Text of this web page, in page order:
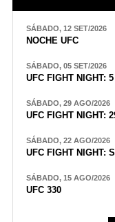
SÁBADO, 12 SET/2026
NOCHE UFC
SÁBADO, 05 SET/2026
UFC FIGHT NIGHT:
SÁBADO, 29 AGO/2026
UFC FIGHT NIGHT:
SÁBADO, 22 AGO/2026
UFC FIGHT NIGHT:
SÁBADO, 15 AGO/2026
UFC 330